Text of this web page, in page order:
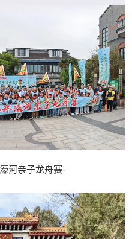
河亲子龙舟赛-